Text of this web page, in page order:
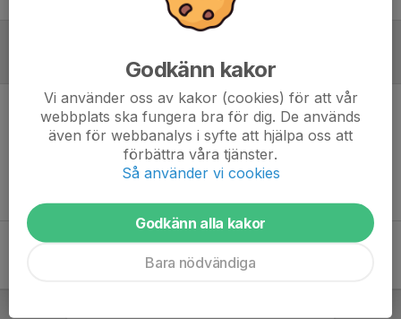
Inget referat skrivet
Godkänn kakor
Vi använder oss av kakor (cookies) för att vår
webbplats ska fungera bra för dig. De används
även för webbanalys i syfte att hjälpa oss att
förbättra våra tjänster.
Så använder vi cookies
Godkänn alla kakor
Bara nödvändiga